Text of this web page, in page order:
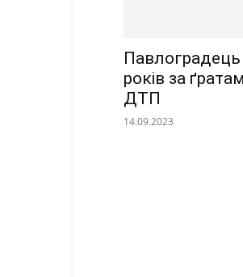
років за
ДТП
14.09.2023